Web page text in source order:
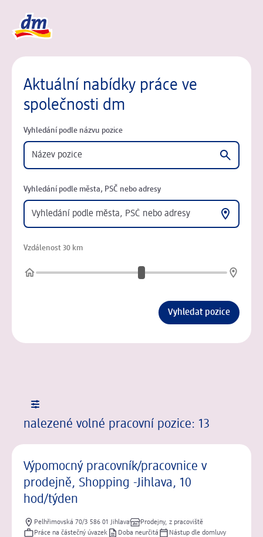
Logo dm, zpět na domovskou stránku
Aktuální nabídky práce ve
společnosti dm
Vyhledání podle názvu pozice
Vyhledání podle města, PSČ nebo adresy
Vzdálenost 30 km
Vyhledat pozice
Seznam vybraných filtrů
nalezené volné pracovní pozice: 13
Seznam nalezených pracovních pozic
Výpomocný pracovník/pracovnice v
prodejně, Shopping -Jihlava, 10
hod/týden
Pelhřimovská 70/3 586 01 Jihlava
Prodejny, z pracoviště
Práce na částečný úvazek
Doba neurčitá
Nástup dle domluvy